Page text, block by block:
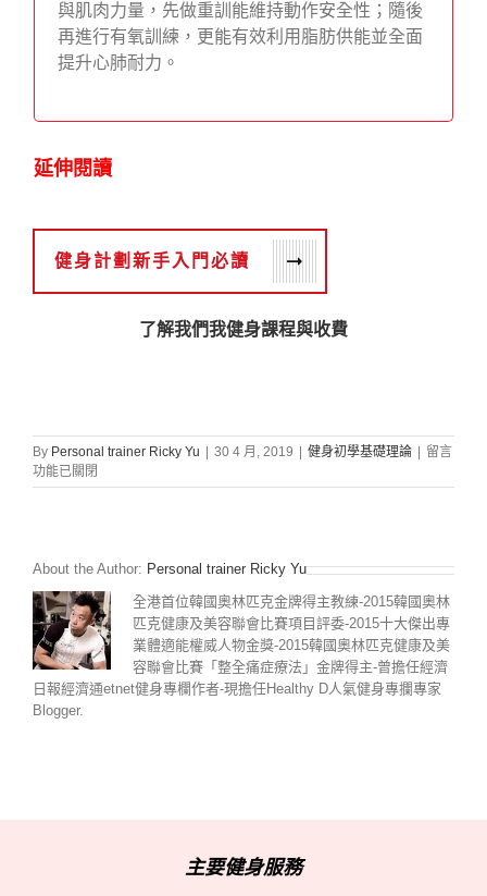
與肌肉力量，先做重訓能維持動作安全性；隨後
再進行有氧訓練，更能有效利用脂肪供能並全面
提升心肺耐力。
延伸閱讀
健身計劃新手入門必讀
了解我們我健身課程與收費
By Personal trainer Ricky Yu | 30 4 月, 2019 | 健身初學基礎理論 | 在
個
破
能
訓
練】
自
學
留言
功能已關閉
About the Author: Personal trainer Ricky Yu
全港首位韓國奧林匹克金牌得主教練-2015韓國奧林
匹克健康及美容聯會比賽項目評委-2015十大傑出專
業體適能權威人物金獎-2015韓國奧林匹克健康及美
容聯會比賽「整全痛症療法」金牌得主-曾擔任經濟
日報經濟通etnet健身專欄作者-現擔任Healthy D人氣健身專攔專家
Blogger.
主要健身服務